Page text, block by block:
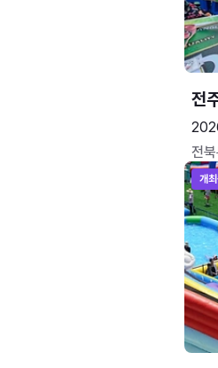
전
전
개